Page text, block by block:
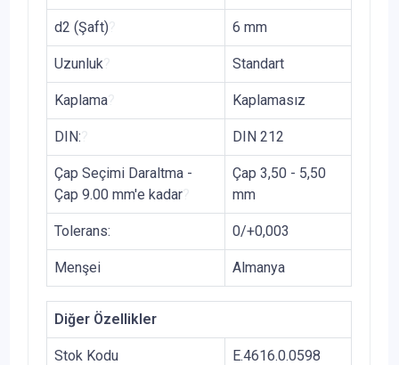
d2 (Şaft) 6 mm
Uzunluk Standart
Kaplama Kaplamasız
DIN: DIN 212
Çap Seçimi Daraltma -
Çap 9.00 mm'e kadar
Çap 3,50 - 5,50
mm
Tolerans: 0/+0,003
Menşei Almanya
Diğer Özellikler
Stok Kodu E.4616.0.0598